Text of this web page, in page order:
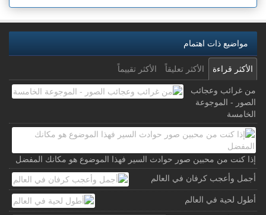
مواضيع ذات اهتمام
الأكثر قراءة الأكثر تعليقاً الأكثر تقييماً
من غرائب وعجائب
الصور - الموجوعة
الخامسة
إذا كنت من محبين صور حوادث السير فهذا الموضوع هو مكانك المفضل
أجمل وأعجب كرفان في العالم
أطول لحية في العالم